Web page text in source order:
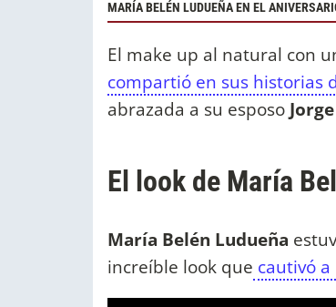
MARÍA BELÉN LUDUEÑA EN EL
El make up al natural con
compartió en sus historias
abrazada a su esposo
El look de María
María Belén Ludueña
increíble look que cautivó